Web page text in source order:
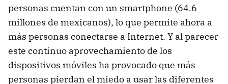
personas cuentan con un smartphone (64.6
millones de mexicanos), lo que permite ahora a
más personas conectarse a Internet. Y al parecer
este continuo aprovechamiento de los
dispositivos móviles ha provocado que más
personas pierdan el miedo a usar las diferentes